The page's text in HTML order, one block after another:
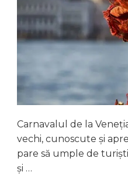
Carnavalul de la
vechi, cunoscute și
pare să umple de
și …